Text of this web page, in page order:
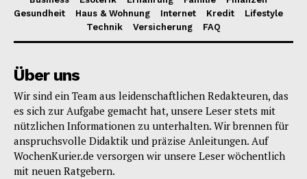
Gesundheit
Haus & Wohnung Internet Kredit
Lifestyle
Technik
Versicherung FAQ
Über uns
Wir sind ein Team aus leidenschaftlichen Redakteuren, das
es sich zur Aufgabe gemacht hat, unsere Leser stets mit
nützlichen Informationen zu unterhalten. Wir brennen für
anspruchsvolle Didaktik und präzise Anleitungen. Auf
WochenKurier.de versorgen wir unsere Leser wöchentlich
mit neuen Ratgebern.